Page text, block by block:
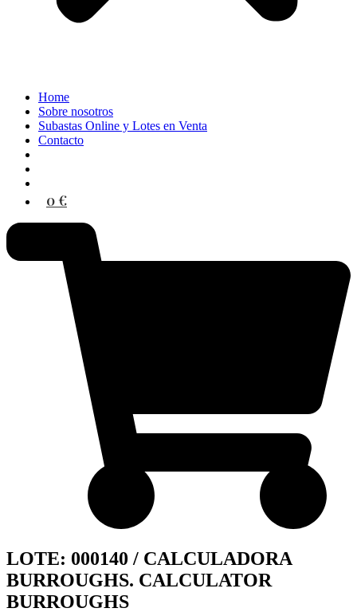
Home
Sobre nosotros
Subastas Online y Lotes en Venta
Contacto
0 €
LOTE: 000140 / CALCULADORA
BURROUGHS. CALCULATOR
BURROUGHS